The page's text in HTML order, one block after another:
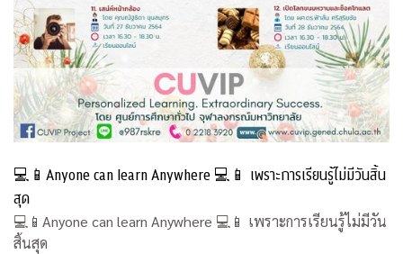
💻📱Anyone can learn Anywhere 💻📱 เพราะการเรียนรู้ไม่มีวันสิ้น
สุด
💻📱Anyone can learn Anywhere 💻📱 เพราะการเรียนรู้ไม่มีวัน
สิ้นสุด